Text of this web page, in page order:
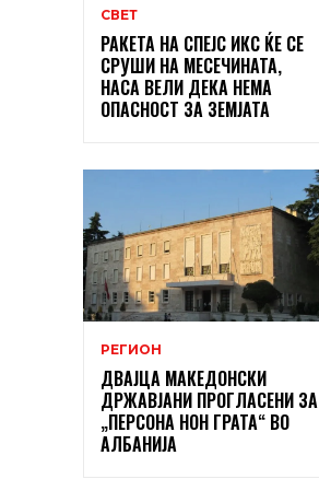
СВЕТ
РАКЕТА НА СПЕЈС ИКС ЌЕ СЕ
СРУШИ НА МЕСЕЧИНАТА,
НАСА ВЕЛИ ДЕКА НЕМА
ОПАСНОСТ ЗА ЗЕМЈАТА
РЕГИОН
ДВАЈЦА МАКЕДОНСКИ
ДРЖАВЈАНИ ПРОГЛАСЕНИ ЗА
„ПЕРСОНА НОН ГРАТА“ ВО
АЛБАНИЈА